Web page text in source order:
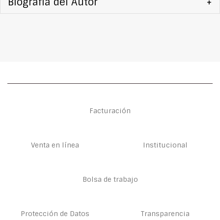
Facturación
Venta en línea Institucional
Bolsa de trabajo
Protección de Datos Transparencia